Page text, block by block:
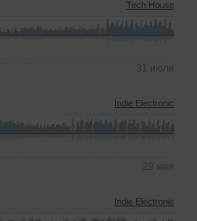
Tech House
31 июля
Indie Electronic
29 мая
Indie Electronic